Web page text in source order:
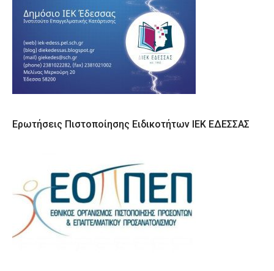
Ερωτήσεις Πιστοποίησης Ειδικοτήτων ΙΕΚ ΕΔΕΣΣΑΣ